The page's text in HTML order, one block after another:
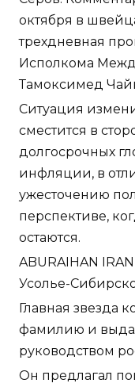
октября в
трехдневная
Исполкома
Тамоксимед
Ситуация
сместится в
долгосрочных
инфляции, в
ужесточению
перспективе,
остаются.
ABURAIHAN
Усолье-
Главная звезда
фамилию и
руководством
Он предлагал